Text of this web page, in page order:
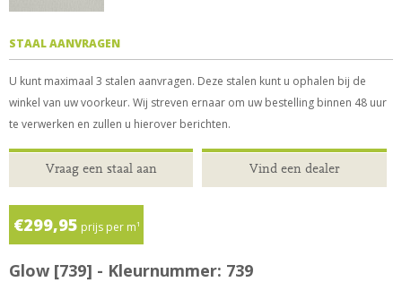
STAAL AANVRAGEN
U kunt maximaal 3 stalen aanvragen. Deze stalen kunt u ophalen bij de
winkel van uw voorkeur. Wij streven ernaar om uw bestelling binnen 48 uur
te verwerken en zullen u hierover berichten.
Vraag een staal aan Vind een dealer
€299,95 prijs per m¹
Glow [739] - Kleurnummer: 739